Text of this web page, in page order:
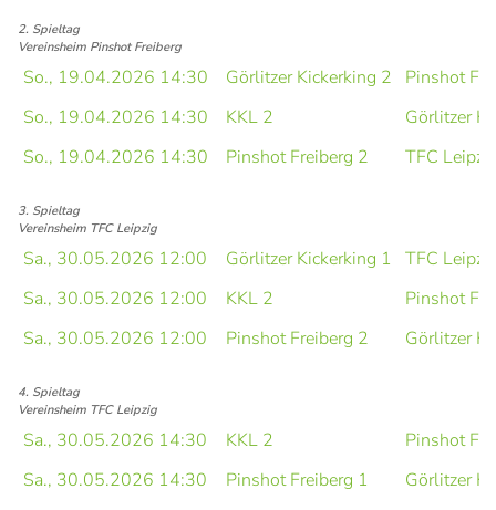
2. Spieltag
Vereinsheim Pinshot Freiberg
So., 19.04.2026 14:30 Görlitzer Kickerking 2
Pinshot
So., 19.04.2026 14:30
KKL 2
Görlitzer
So., 19.04.2026 14:30
Pinshot Freiberg 2 TFC
3. Spieltag
Vereinsheim TFC Leipzig
Sa., 30.05.2026 12:00 Görlitzer Kickerking 1
TFC
Sa., 30.05.2026 12:00
KKL 2
Pinshot
Sa., 30.05.2026 12:00
Pinshot Freiberg 2 Görlitzer
4. Spieltag
Vereinsheim TFC Leipzig
Sa., 30.05.2026 14:30 KKL 2
Pinshot
Sa., 30.05.2026 14:30
Pinshot Freiberg 1
Görlitzer